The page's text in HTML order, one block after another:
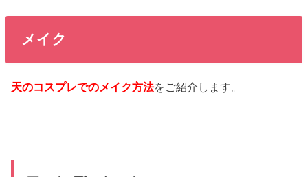
メイク
天のコスプレでのメイク方法をご紹介します。